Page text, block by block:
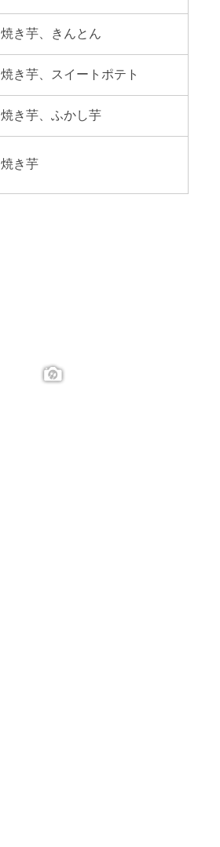
焼き芋、きんとん
焼き芋、スイートポテト
焼き芋、ふかし芋
焼き芋